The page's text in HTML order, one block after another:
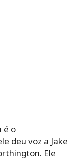
é o
deu voz a Jake
Ele